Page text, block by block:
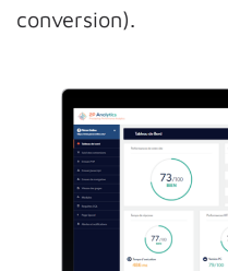
conversion).